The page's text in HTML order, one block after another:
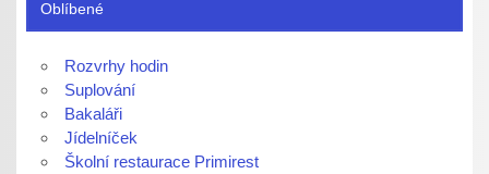
Oblíbené
Rozvrhy hodin
Suplování
Bakaláři
Jídelníček
Školní restaurace Primirest